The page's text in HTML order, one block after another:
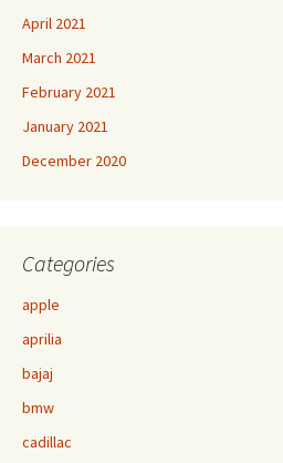
April 2021
March 2021
February 2021
January 2021
December 2020
Categories
apple
aprilia
bajaj
bmw
cadillac